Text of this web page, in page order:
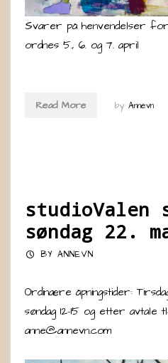
Svarer på henvendelser
ordnes 5., 6. og 7. april
Read More by Annevn
studioValen
søndag 22.
BY ANNEVN
Ordinære åpningstider:
søndag 12-15 og etter avtale
anne@annevn.com